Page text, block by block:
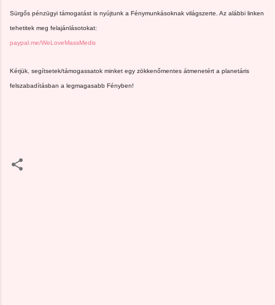
Sürgős pénzügyi támogatást is nyújtunk a Fénymunkásoknak világszerte. Az alábbi linken
tehetitek meg felajánlásotokat:
paypal.me/WeLoveMassMedis
Kérjük, segítsetek/támogassatok minket egy zökkenőmentes átmenetért a planetáris
felszabadításban a legmagasabb Fényben!